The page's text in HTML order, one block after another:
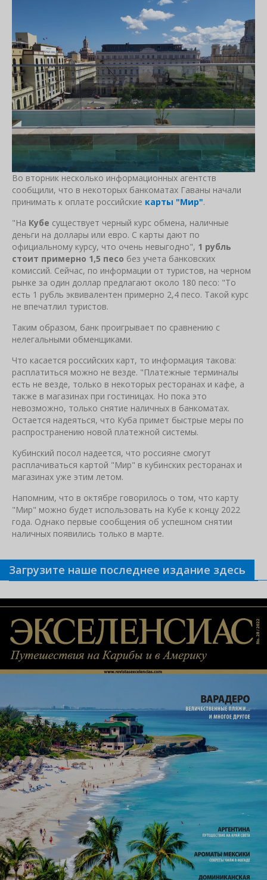
Во вторник несколько информационных агентств
сообщили, что в некоторых банкоматах Гаваны начали
принимать к оплате российские карты "Мир".
"На Кубе существует черный курс обмена, наличные
деньги на доллары или евро. С карты дают по
официальному курсу, что очень невыгодно", 1 рубль
стоит примерно 1,5 песо без учета банковских
комиссий. Сейчас, по информации от туристов, на черном
рынке за один доллар предлагают около 180 песо: "То
есть 1 рубль эквивалентен примерно 2,4 песо. Такой курс
не впечатлил туристов.
Таким образом, банк проигрывает по сравнению с
нелегальными обменщиками.
Что касается российских карт, то информация такова:
расплатиться можно не везде. "Платежные терминалы
есть не везде, только в некоторых ресторанах и кафе, а
также в магазинах при гостиницах. Но пока это
невозможно, только снятие наличных в банкоматах.
Остается надеяться, что Куба примет быстрые меры по
распространению новой платежной системы.
Кубинский посол надеется, что россияне смогут
расплачиваться картой "Мир" в кубинских ресторанах и
магазинах уже этим летом.
Напомним, что в октябре говорилось о том, что карту
"Мир" можно будет использовать на Кубе к концу 2022
года. Однако первые сообщения об успешном снятии
наличных появились только в марте.
Связанные новости
Загрузите наше последнее издание здесь